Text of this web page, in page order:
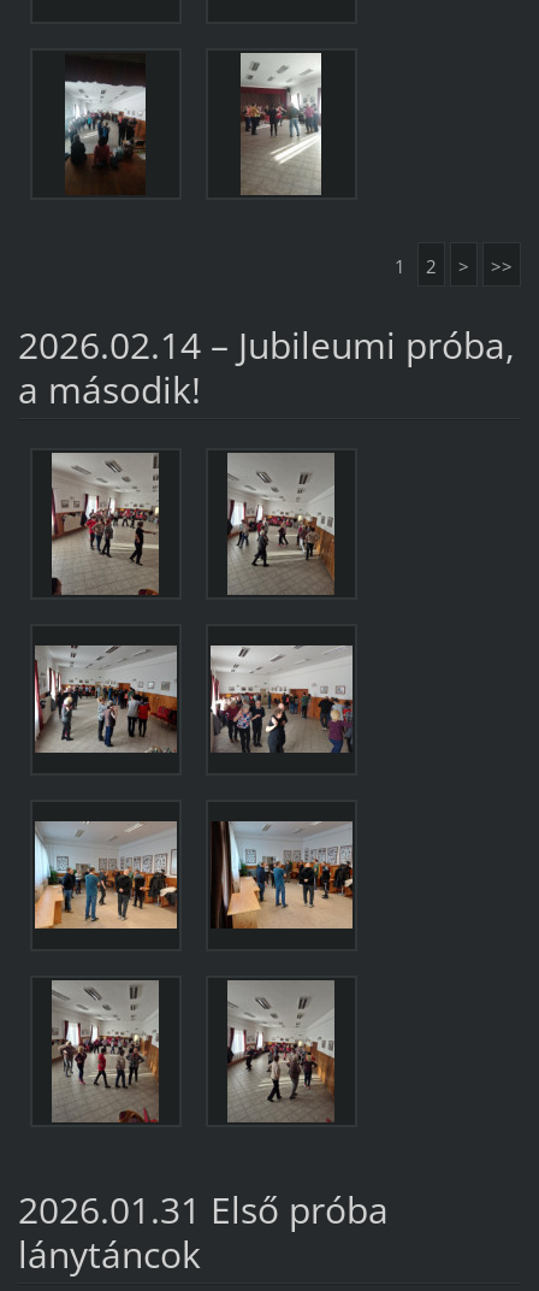
1 2 > >>
2026.02.14 – Jubileumi próba,
a második!
2026.01.31 Első próba
lánytáncok